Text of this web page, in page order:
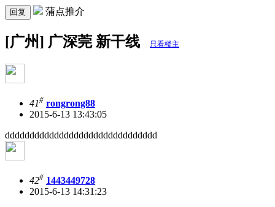
回复 蒲点推介
[广州] 广深莞 新干线 只看楼主
41# rongrong88
2015-6-13 13:43:05
ddddddddddddddddddddddddddddddd
42# 1443449728
2015-6-13 14:31:23